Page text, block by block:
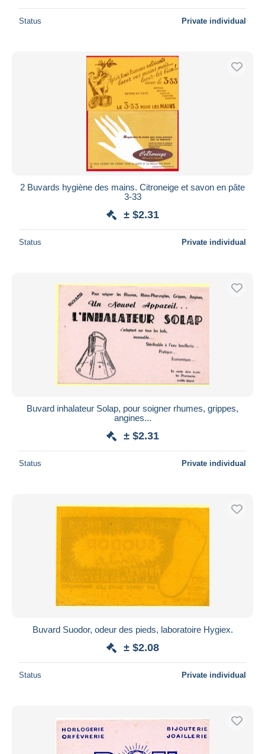
Status Private individual
2 Buvards hygiène des mains. Citroneige et savon en pâte
3-33
± $2.31
Status Private individual
Buvard inhalateur Solap, pour soigner rhumes, grippes,
angines...
± $2.31
Status Private individual
Buvard Suodor, odeur des pieds, laboratoire Hygiex.
± $2.08
Status Private individual